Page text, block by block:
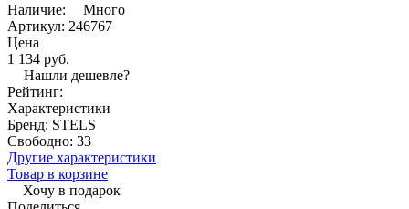
Наличие:
Много
Артикул: 246767
Цена
1 134 руб.
Нашли дешевле?
Рейтинг:
Характеристики
Бренд: STELS
Свободно: 33
Другие характеристики
Товар в корзине
Хочу в подарок